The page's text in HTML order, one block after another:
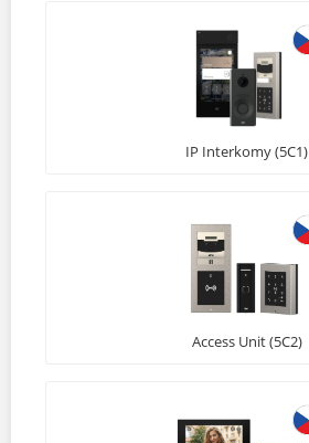
IP Interkomy (5C1)
Access Unit (5C2)